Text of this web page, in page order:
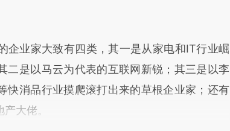
业家大致有四类，其一是从家电和IT行业崛
二是以马云为代表的互联网新锐；其三是以李
快消品行业摸爬滚打出来的草根企业家；还有
大佬。